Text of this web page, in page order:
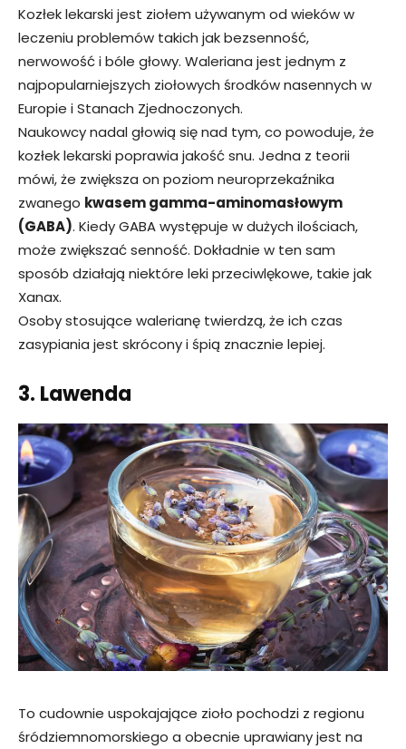
Kozłek lekarski jest ziołem używanym od wieków w
leczeniu problemów takich jak bezsenność,
nerwowość i bóle głowy. Waleriana jest jednym z
najpopularniejszych ziołowych środków nasennych w
Europie i Stanach Zjednoczonych.
Naukowcy nadal głowią się nad tym, co powoduje, że
kozłek lekarski poprawia jakość snu. Jedna z teorii
mówi, że zwiększa on poziom neuroprzekaźnika
zwanego kwasem gamma-aminomasłowym
(GABA). Kiedy GABA występuje w dużych ilościach,
może zwiększać senność. Dokładnie w ten sam
sposób działają niektóre leki przeciwlękowe, takie jak
Xanax.
Osoby stosujące walerianę twierdzą, że ich czas
zasypiania jest skrócony i śpią znacznie lepiej.
3. Lawenda
To cudownie uspokajające zioło pochodzi z regionu
śródziemnomorskiego a obecnie uprawiany jest na